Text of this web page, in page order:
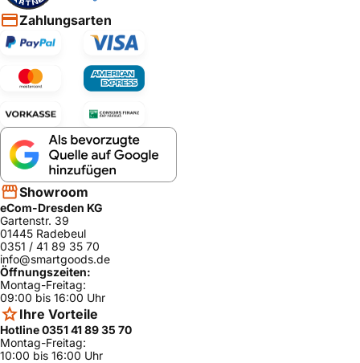
Zahlungsarten
Showroom
eCom-Dresden KG
Gartenstr. 39
01445 Radebeul
0351 / 41 89 35 70
info@smartgoods.de
Öffnungszeiten:
Montag-Freitag:
09:00 bis 16:00 Uhr
Ihre Vorteile
Hotline 0351 41 89 35 70
Montag-Freitag:
10:00 bis 16:00 Uhr